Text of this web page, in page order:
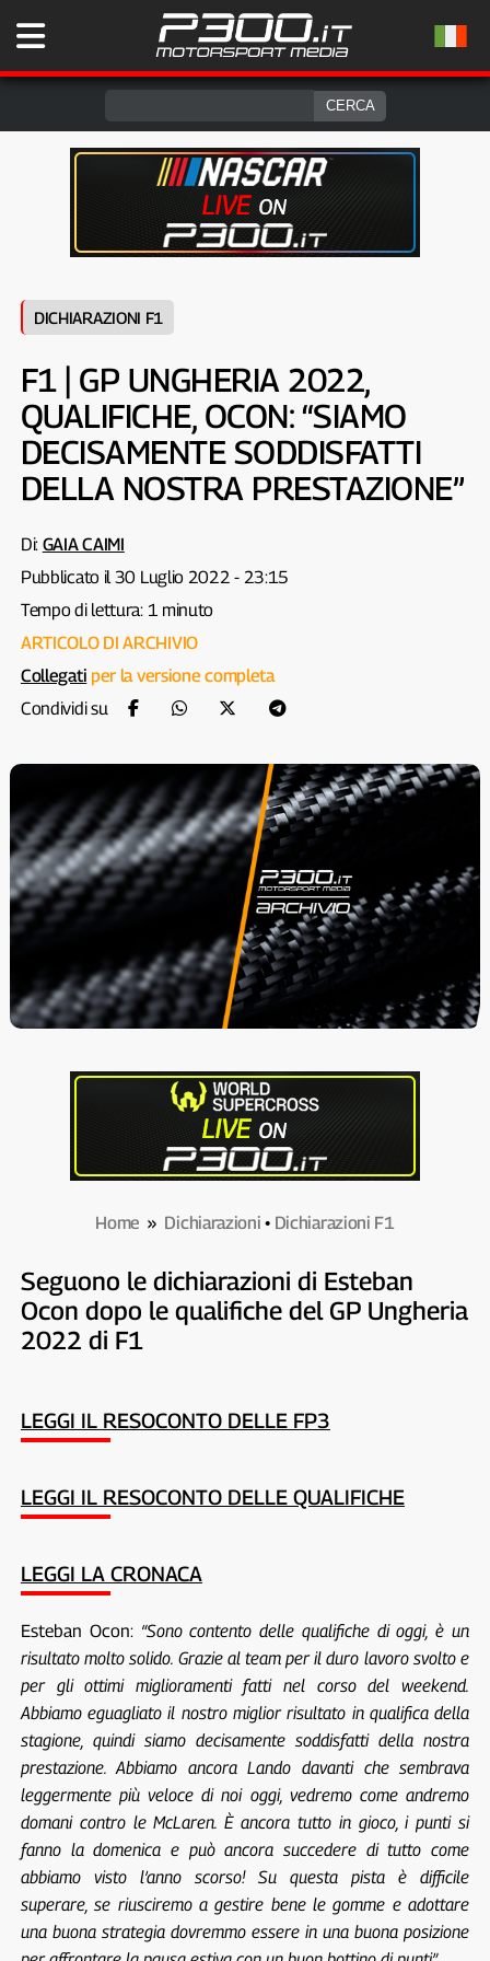
DICHIARAZIONI F1
F1 | GP UNGHERIA 2022,
QUALIFICHE, OCON: “SIAMO
DECISAMENTE SODDISFATTI
DELLA NOSTRA PRESTAZIONE”
Di: GAIA CAIMI
Pubblicato il 30 Luglio 2022 - 23:15
Tempo di lettura: 1 minuto
ARTICOLO DI ARCHIVIO
Collegati per la versione completa
Condividi su
Home » Dichiarazioni • Dichiarazioni F1
Seguono le dichiarazioni di Esteban
Ocon dopo le qualifiche del GP Ungheria
2022 di F1
LEGGI IL RESOCONTO DELLE FP3
LEGGI IL RESOCONTO DELLE QUALIFICHE
LEGGI LA CRONACA
Esteban Ocon: “Sono contento delle qualifiche di oggi, è un
risultato molto solido. Grazie al team per il duro lavoro svolto e
per gli ottimi miglioramenti fatti nel corso del weekend.
Abbiamo eguagliato il nostro miglior risultato in qualifica della
stagione, quindi siamo decisamente soddisfatti della nostra
prestazione. Abbiamo ancora Lando davanti che sembrava
leggermente più veloce di noi oggi, vedremo come andremo
domani contro le McLaren. È ancora tutto in gioco, i punti si
fanno la domenica e può ancora succedere di tutto come
abbiamo visto l’anno scorso! Su questa pista è difficile
superare, se riusciremo a gestire bene le gomme e adottare
una buona strategia dovremmo essere in una buona posizione